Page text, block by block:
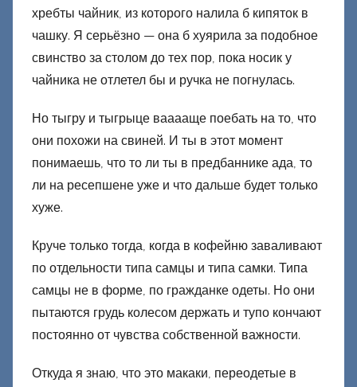
хребты чайник, из которого налила б кипяток в
чашку. Я серьёзно — она б хуярила за подобное
свинство за столом до тех пор, пока носик у
чайника не отлетел бы и ручка не погнулась.
Но тыгру и тыгрыце вааааще поебать на то, что
они похожи на свиней. И ты в этот момент
понимаешь, что то ли ты в предбаннике ада, то
ли на ресепшене уже и что дальше будет только
хуже.
Круче только тогда, когда в кофейню заваливают
по отдельности типа самцы и типа самки. Типа
самцы не в форме, по гражданке одеты. Но они
пытаются грудь колесом держать и тупо кончают
постоянно от чувства собственной важности.
Откуда я знаю, что это макаки, переодетые в